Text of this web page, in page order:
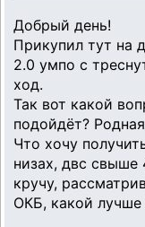
Добрый день!
Прикупил тут на
2.0 умпо с
ход.
Так вот какой
подойдёт?
Что хочу
низах, двс свыше
кручу,
ОКБ, какой лучше